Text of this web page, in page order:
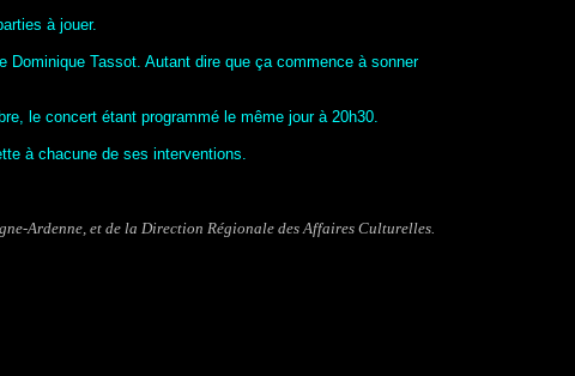
à jouer.
Tassot. Autant dire que ça commence à sonner
le concert étant programmé le même jour à 20h30.
à chacune de ses interventions.
Ardenne, et de la Direction Régionale des Affaires Culturelles.